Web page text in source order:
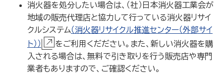
消火器を処分したい場合は、（社）日本消火器工業会が
地域の販売代理店と協力して行っている消火器リサイ
クルシステム（消火器リサイクル推進センター（外部サイ
ト））
をご利用くだださい。また、新しい消火器を購
入される場合は、無料で引き取りを行う販売店や専門
業者もありますので、ご確認ください。